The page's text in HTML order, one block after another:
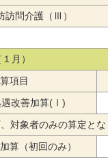
訪問介護（Ⅲ）
月）
項目
遇改善加算(Ⅰ)
対象者のみの算定とな
算（初回のみ）